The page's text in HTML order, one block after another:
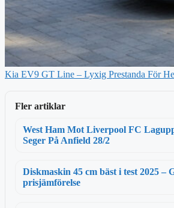
Kia EV9 GT Line – Lyxig Prestanda För
Fler artiklar
West Ham Mot Liverpool FC
Seger På Anfield 28/2
Diskmaskin 45 cm bäst i test 2025 –
prisjämförelse